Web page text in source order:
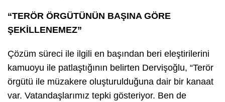
“TERÖR ÖRGÜTÜNÜN BAŞINA GÖRE
ŞEKİLLENEMEZ”
Çözüm süreci ile ilgili en başından beri eleştirilerini
kamuoyu ile patlaştığının belirten Dervişoğlu, “Terör
örgütü ile müzakere oluşturulduğuna dair bir kanaat
var. Vatandaşlarımız tepki gösteriyor. Ben de